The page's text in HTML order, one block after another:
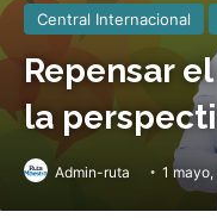
Central Internacional
Repensar
la
Admin-ruta 1